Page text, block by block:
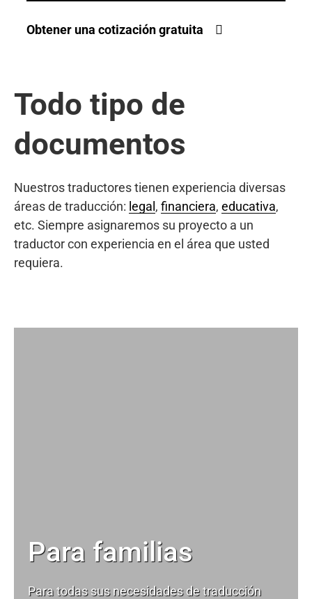
Obtener una cotización gratuita
Todo tipo de
documentos
Nuestros traductores tienen experiencia diversas
áreas de traducción: legal , financiera, educativa,
etc. Siempre asignaremos su proyecto a un
traductor con experiencia en el área que usted
requiera.
Para familias
Para todas sus necesidades detraducción